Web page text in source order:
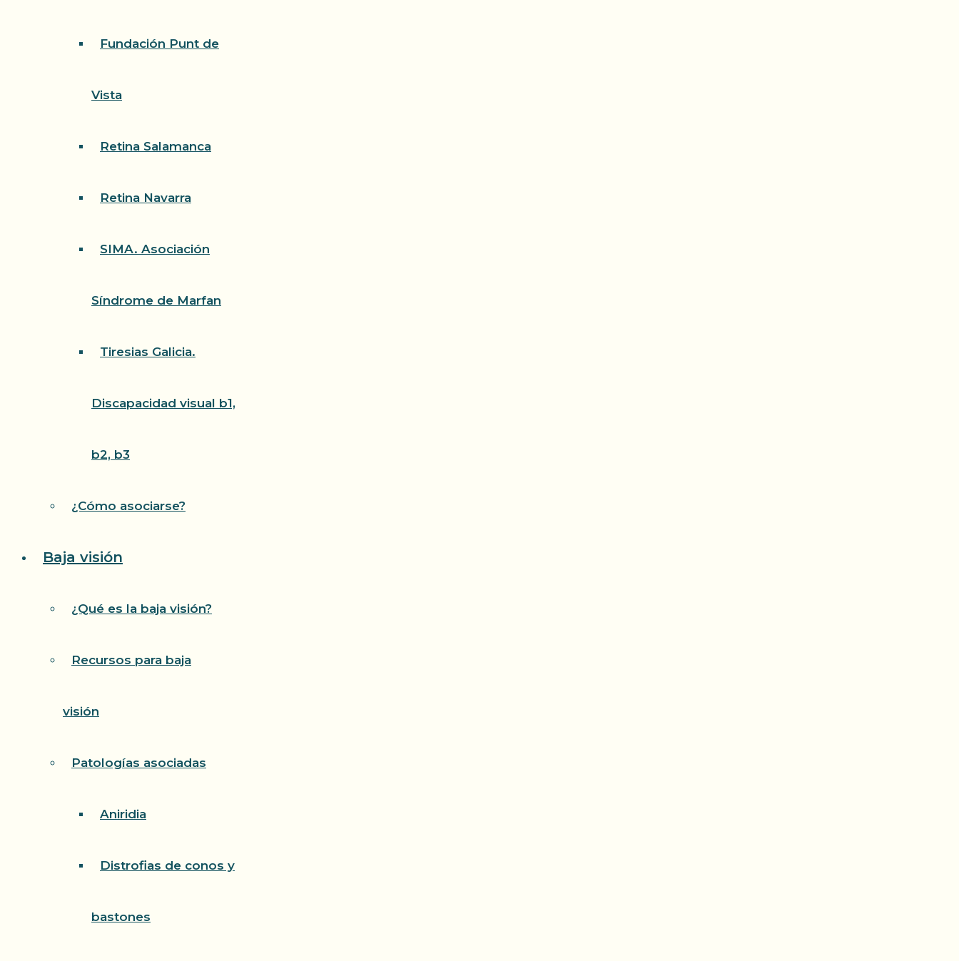
Fundación Punt de
Vista
Retina Salamanca
Retina Navarra
SIMA. Asociación
Síndrome de Marfan
Tiresias Galicia.
Discapacidad visual b1,
b2, b3
¿Cómo asociarse?
Baja visión
¿Qué es la baja visión?
Recursos para baja
visión
Patologías asociadas
Aniridia
Distrofias de conos y
bastones